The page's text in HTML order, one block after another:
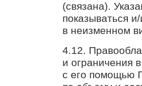
(связана).
показываться
в неизменном
4.12.
и ограничения
с его помощью